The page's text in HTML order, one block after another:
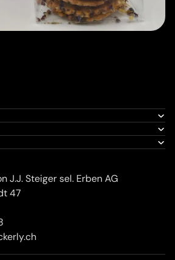
J.J. Steiger sel. Erben AG
47